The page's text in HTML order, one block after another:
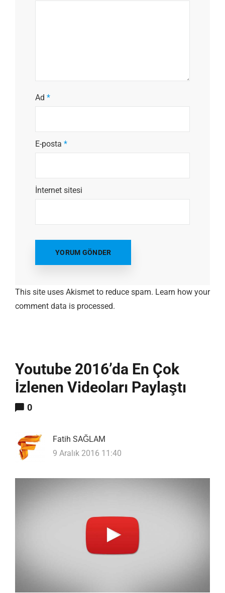
Ad *
E-posta *
İnternet sitesi
This site uses Akismet to reduce spam. Learn how your
comment data is processed.
Youtube 2016’da En Çok
İzlenen Videoları Paylaştı
0
Fatih SAĞLAM
9 Aralık 2016 11:40